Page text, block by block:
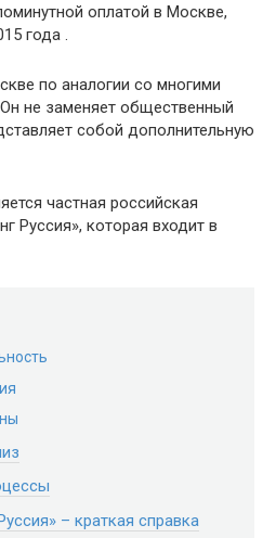
оплатой в Москве,
года .
по аналогии со многими
не заменяет общественный
собой дополнительную
частная российская
Руссия», которая входит в
– краткая справка